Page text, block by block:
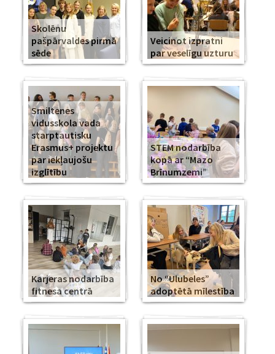
Skolēnu
pašpārvaldes pirmā
sēde
Veicinot izpratni
par veselīgu uzturu
Smiltenes
vidusskola vada
starptautisku
Erasmus+ projektu
par iekļaujošu
izglītību
STEM nodarbība
kopā ar “Mazo
Brīnumzemi”
Karjeras nodarbība
fitnesa centrā
No “Ulubeles”
adoptētā mīlestība